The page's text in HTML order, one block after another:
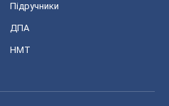
Підручники
ДПА
НМТ